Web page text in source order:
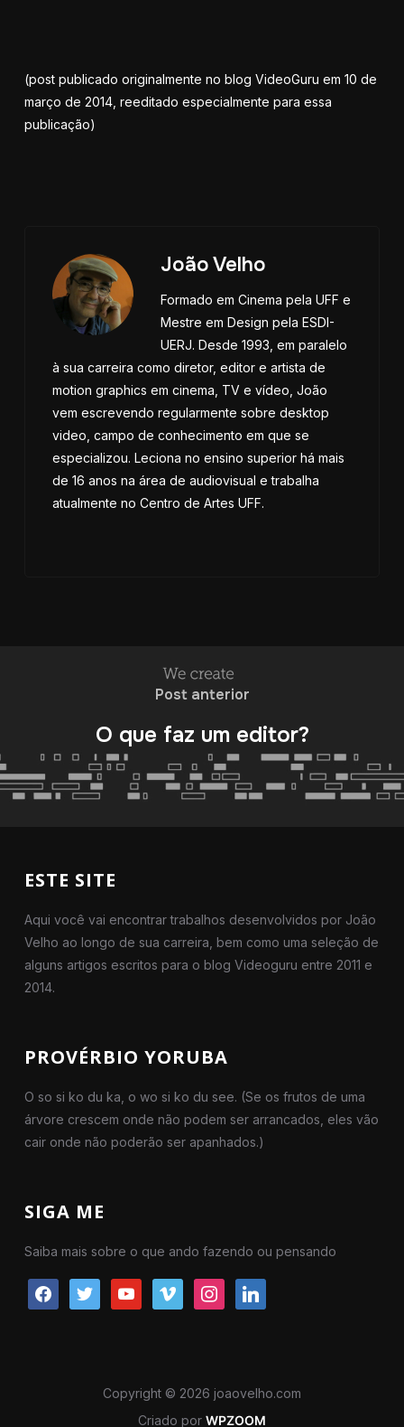
(post publicado originalmente no blog VideoGuru em 10 de
março de 2014, reeditado especialmente para essa
publicação)
João Velho
Formado em Cinema pela UFF e
Mestre em Design pela ESDI-
UERJ. Desde 1993, em paralelo
à sua carreira como diretor, editor e artista de
motion graphics em cinema, TV e vídeo, João
vem escrevendo regularmente sobre desktop
video, campo de conhecimento em que se
especializou. Leciona no ensino superior há mais
de 16 anos na área de audiovisual e trabalha
atualmente no Centro de Artes UFF.
Post anterior
O que faz um editor?
ESTE SITE
Aqui você vai encontrar trabalhos desenvolvidos por João
Velho ao longo de sua carreira, bem como uma seleção de
alguns artigos escritos para o blog Videoguru entre 2011 e
2014.
PROVÉRBIO YORUBA
O so si ko du ka, o wo si ko du see. (Se os frutos de uma
árvore crescem onde não podem ser arrancados, eles vão
cair onde não poderão ser apanhados.)
SIGA ME
Saiba mais sobre o que ando fazendo ou pensando
facebooktwitter youtube vimeo instagramlinkedin
Copyright © 2026 joaovelho.com
Criado por WPZOOM